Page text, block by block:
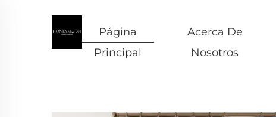
Página
Principal
Acerca De
Nosotros